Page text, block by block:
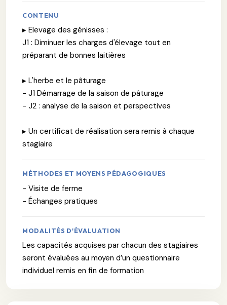
CONTENU
▸ Elevage des génisses :
J1 : Diminuer les charges d'élevage tout en
préparant de bonnes laitières
▸ L'herbe et le pâturage
- J1 Démarrage de la saison de pâturage
- J2 : analyse de la saison et perspectives
▸ Un certificat de réalisation sera remis à chaque
stagiaire
MÉTHODES ET MOYENS PÉDAGOGIQUES
- Visite de ferme
- Échanges pratiques
MODALITÉS D'ÉVALUATION
Les capacités acquises par chacun des stagiaires
seront évaluées au moyen d’un questionnaire
individuel remis en fin de formation